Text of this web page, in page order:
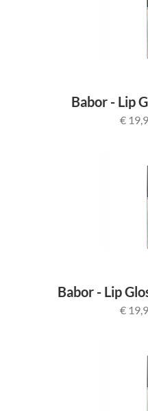
Babor - Lip
€
Babor - Lip
€